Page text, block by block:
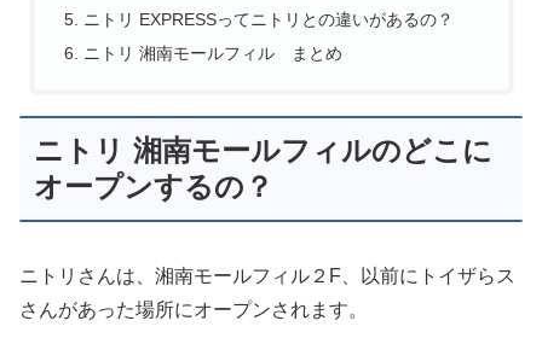
ニトリ EXPRESSってニトリとの違いがあるの？
ニトリ 湘南モールフィル まとめ
ニトリ 湘南モールフィルのどこに
オープンするの？
ニトリさんは、湘南モールフィル２F、以前にトイザらス
さんがあった場所にオープンされます。